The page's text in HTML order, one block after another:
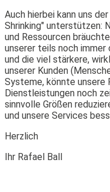
Auch hierbei kann uns
Shrinking" unterstützen:
und Ressourcen
unserer teils noch
und die viel stärkere,
unserer Kunden
Systeme, könnte unsere
Dienstleistungen noch
sinnvolle Größen
und unsere Services
Herzlich
Ihr Rafael Ball